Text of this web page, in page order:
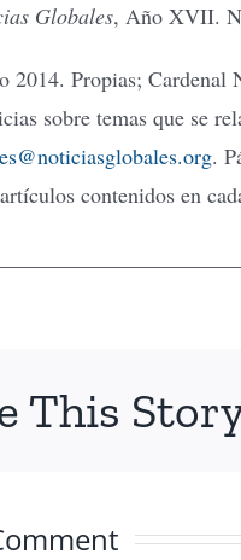
Globales, Año XVII.
2014. Propias;
sobre temas que se
.
contenidos en
This